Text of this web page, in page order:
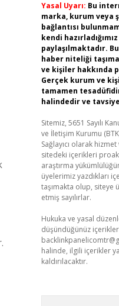
Yasal Uyarı: Bu
marka, kurum veya
bağlantısı
kendi
paylaşılmaktadır.
haber niteliği
ve kişiler hakkında
Gerçek kurum ve
tamamen
halindedir ve
Sitemiz, 5651 Sayılı
ve İletişim Kurumu
Sağlayıcı olarak
sitedeki içerikleri
araştırma
üyelerimiz yazdıkları
taşımakta olup, siteye
etmiş sayılırlar.
Hukuka ve yasal
düşündüğünüz
halinde, ilgili içerikler
kaldırılacaktır.